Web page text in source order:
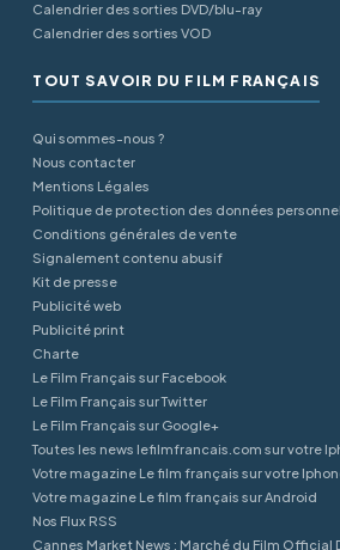
Calendrier des sorties DVD/blu-ray
Calendrier des sorties VOD
TOUT SAVOIR DU FILM FRANÇAIS
Qui sommes-nous ?
Nous contacter
Mentions Légales
Politique de protection des données
Conditions générales de vente
Signalement contenu abusif
Kit de presse
Publicité web
Publicité print
Charte
Le Film Français sur Facebook
Le Film Français sur Twitter
Le Film Français sur Google+
Toutes les news lefilmfrancais.com sur votre
Votre magazine Le film français sur votre
Votre magazine Le film français sur Android
Nos Flux RSS
Cannes Market News : Marché du Film Official